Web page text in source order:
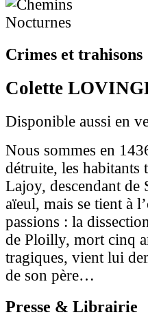
Crimes et trahisons
Colette
Disponible aussi en
Nous sommes en
détruite, les habitants
Lajoy, descendant de
aïeul, mais se tient à
passions : la
de Ploilly, mort cinq
tragiques, vient lui
de son père…
Presse & Librairie